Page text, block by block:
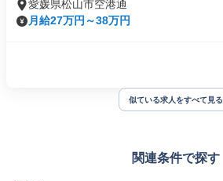
愛媛県松山市空港通
月給27万円～38万円
似ている求人をすべて見る
関連条件で探す